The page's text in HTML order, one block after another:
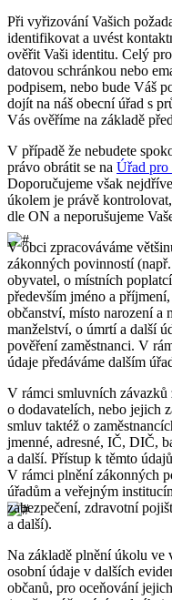
Při vyřizování Vašich
identifikovat a uvést
ověřit Vaši identitu. Celý
datovou schránkou nebo
podpisem, nebo bude Váš
dojít na náš obecní úřad s
Vás ověříme na základě
V případě že nebudete
právo obrátit se na Úřad pro
Doporučujeme však
úkolem je právě
dle ON a neporušujeme
V obci zpracováváme
zákonných povinností
obyvatel, o místních
především jméno a
občanství, místo narození a
manželství, o úmrtí a další
pověření zaměstnanci. V
údaje předáváme dalším
V rámci smluvních závazků
o dodavatelích, nebo jejich
smluv taktéž o
jmenné, adresné, IČ, DIČ,
a další. Přístup k těmto
V rámci plnění zákonných
úřadům a veřejným
zabezpečení, zdravotní
a další).
Na základě plnění úkolu ve
osobní údaje v dalších
občanů, pro oceňování